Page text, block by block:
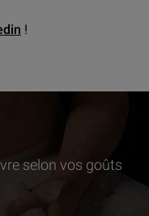
!
selon vos goûts